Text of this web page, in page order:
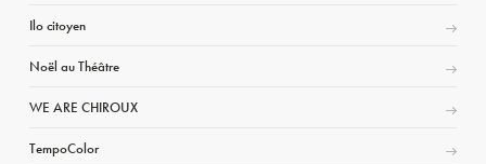
Ilo citoyen
Noël au Théâtre
WE ARE CHIROUX
TempoColor